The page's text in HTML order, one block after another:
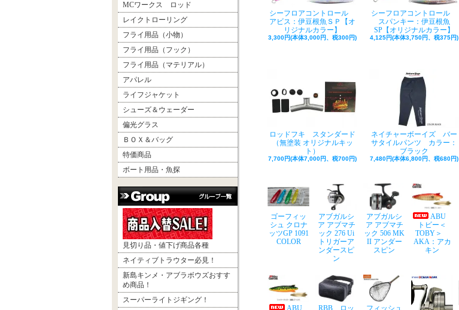
MCワークス ロッド
レイクトローリング
フライ用品（小物）
フライ用品（フック）
フライ用品（マテリアル）
アパレル
ライフジャケット
シューズ＆ウェーダー
偏光グラス
ＢＯＸ＆バッグ
特価商品
ボート用品・魚探
見切り品・値下げ商品各種
ネイティブトラウター必見！
新島キンメ・アブラボウズおすす
め商品！
スーパーライトジギング！
シーフロアコントロール
アビス：伊豆根魚ＳＰ【オ
リジナルカラー】
3,300円(本体3,000円、税300円)
シーフロアコントロール
スパンキー：伊豆根魚
SP【オリジナルカラー】
4,125円(本体3,750円、税375円)
ロッドフキ スタンダード
（無塗装 オリジナルキッ
ト）
7,700円(本体7,000円、税700円)
ネイチャーボーイズ バー
サタイルパンツ カラー：
ブラック
7,480円(本体6,800円、税680円)
ゴーフィッ
シュ クロナ
ッツGP 1091
COLOR
アブガルシ
ア アブマチ
ック 276 Ui
トリガーア
ンダースピ
ン
アブガルシ
ア アブマチ
ック 506 MK
II アンダー
スピン
ABU
トビー＜
TOBY＞
AKA：アカ
キン